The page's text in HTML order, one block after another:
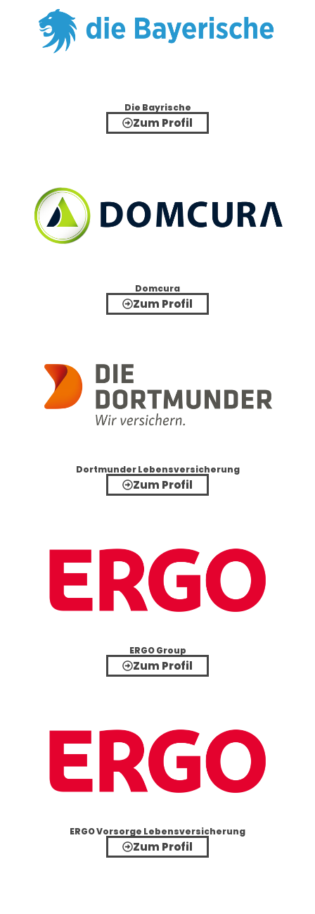
Die Bayrische
Zum Profil
Domcura
Zum Profil
Dortmunder Lebensversicherung
Zum Profil
ERGO Group
Zum Profil
ERGO Vorsorge Lebensversicherung
Zum Profil